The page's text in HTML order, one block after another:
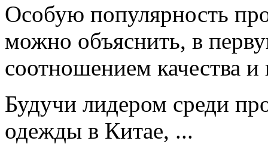
Особую популярность
можно объяснить, в
соотношением качества
Будучи лидером среди
одежды в Китае, ...